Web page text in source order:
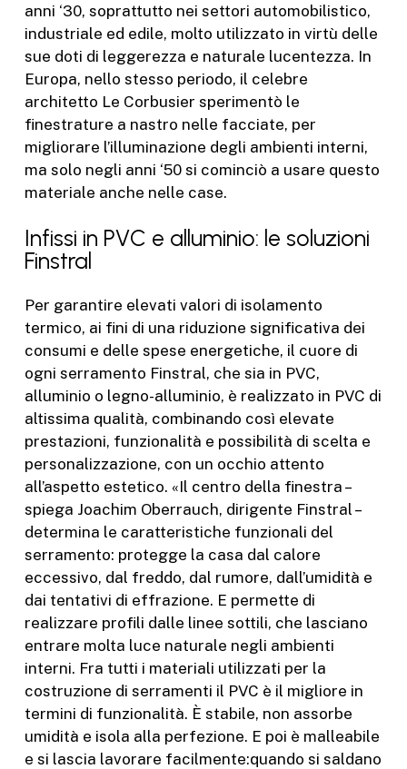
anni ‘30, soprattutto nei settori automobilistico,
industriale ed edile, molto utilizzato in virtù delle
sue doti di leggerezza e naturale lucentezza. In
Europa, nello stesso periodo, il celebre
architetto Le Corbusier sperimentò le
finestrature a nastro nelle facciate, per
migliorare l’illuminazione degli ambienti interni,
ma solo negli anni ‘50 si cominciò a usare questo
materiale anche nelle case.
Infissi in PVC e alluminio: le soluzioni
Finstral
Per garantire elevati valori di isolamento
termico, ai fini di una riduzione significativa dei
consumi e delle spese energetiche, il cuore di
ogni serramento Finstral, che sia in PVC,
alluminio o legno-alluminio, è realizzato in PVC di
altissima qualità, combinando così elevate
prestazioni, funzionalità e possibilità di scelta e
personalizzazione, con un occhio attento
all’aspetto estetico. «Il centro della finestra –
spiega Joachim Oberrauch, dirigente Finstral –
determina le caratteristiche funzionali del
serramento: protegge la casa dal calore
eccessivo, dal freddo, dal rumore, dall’umidità e
dai tentativi di effrazione. E permette di
realizzare profili dalle linee sottili, che lasciano
entrare molta luce naturale negli ambienti
interni. Fra tutti i materiali utilizzati per la
costruzione di serramenti il PVC è il migliore in
termini di funzionalità. È stabile, non assorbe
umidità e isola alla perfezione. E poi è malleabile
e si lascia lavorare facilmente:quando si saldano